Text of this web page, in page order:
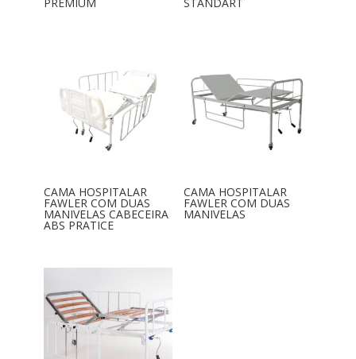
CAMA HOSPITALAR
FAWLER COM DUAS
MANIVELAS CABECEIRA
ABS PRATICE
CAMA HOSPITALAR
FAWLER COM DUAS
MANIVELAS